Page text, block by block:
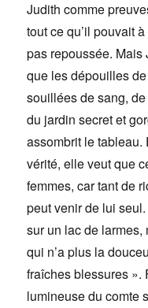
Judith comme
tout ce qu’il pouvait
pas repoussée.
que les dépouilles
souillées de sang,
du jardin secret et
assombrit le
vérité, elle veut que
femmes, car tant de
peut venir de lui
sur un lac de
qui n’a plus la
fraîches blessures ».
lumineuse du comte